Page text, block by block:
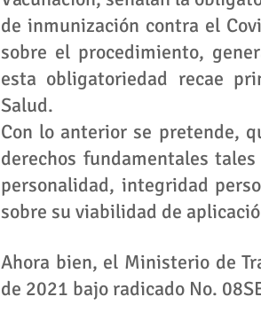
de inmunización contra el
sobre el procedimiento,
esta obligatoriedad recae
Salud.
Con lo anterior se pretende,
derechos fundamentales
personalidad, integridad
sobre su viabilidad de
Ahora bien, el Ministerio de
de 2021 bajo radicado No.